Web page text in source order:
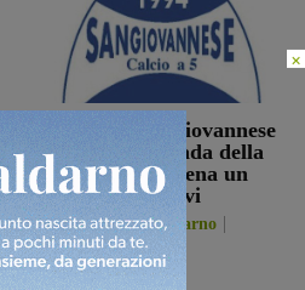
La Futsal Sangiovannese
ha scelto la strada della
continuità, appena un
paio i volti nuovi
San Giovanni Valdarno
6 Agosto 2026
×